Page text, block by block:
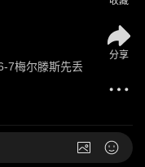
7梅尔滕斯先丢
分享